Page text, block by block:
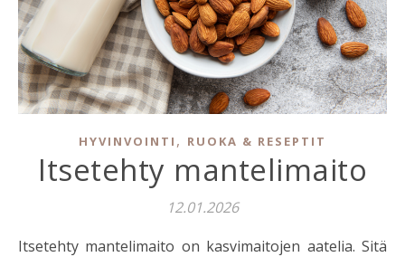
HYVINVOINTI , RUOKA & RESEPTIT
Itsetehty mantelimaito
12.01.2026
Itsetehty mantelimaito on kasvimaitojen aatelia. Sitä